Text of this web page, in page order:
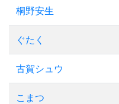
桐野安生
ぐたく
古賀シュウ
こまつ